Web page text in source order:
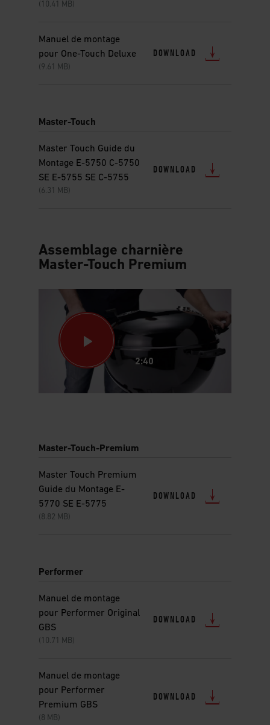
(10.41 MB)
Manuel de montage
pour One-Touch Deluxe
(9.61 MB)
DOWNLOAD
Master-Touch
Master Touch Guide du
Montage E-5750 C-5750
SE E-5755 SE C-5755
(6.31 MB)
DOWNLOAD
Assemblage charnière
Master-Touch Premium
of
images
or
videos.
Use
to
2:40
Master-Touch-Premium
Master Touch Premium
Guide du Montage E-
5770 SE E-5775
(8.82 MB)
DOWNLOAD
Performer
Manuel de montage
pour Performer Original
GBS
(10.71 MB)
DOWNLOAD
Manuel de montage
pour Performer
Premium GBS
(8 MB)
DOWNLOAD